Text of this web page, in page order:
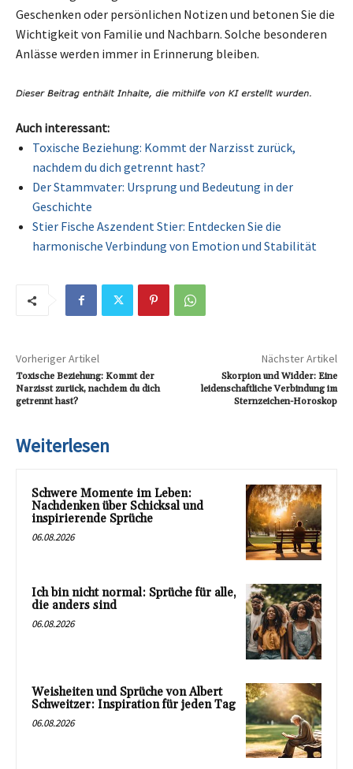
Geschenken oder persönlichen Notizen und betonen Sie die
Wichtigkeit von Familie und Nachbarn. Solche besonderen
Anlässe werden immer in Erinnerung bleiben.
Auch interessant:
Toxische Beziehung: Kommt der Narzisst zurück,
nachdem du dich getrennt hast?
Der Stammvater: Ursprung und Bedeutung in der
Geschichte
Stier Fische Aszendent Stier: Entdecken Sie die
harmonische Verbindung von Emotion und Stabilität
Vorheriger Artikel
Toxische Beziehung: Kommt der
Narzisst zurück, nachdem du dich
getrennt hast?
Nächster Artikel
Skorpion und Widder: Eine
leidenschaftliche Verbindung im
Sternzeichen-Horoskop
Weiterlesen
Schwere Momente im Leben:
Nachdenken über Schicksal und
inspirierende Sprüche
06.08.2026
Ich bin nicht normal: Sprüche für alle,
die anders sind
06.08.2026
Weisheiten und Sprüche von Albert
Schweitzer: Inspiration für jeden Tag
06.08.2026